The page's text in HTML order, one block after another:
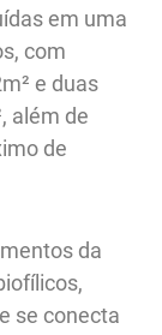
em uma
com
e duas
além de
de
da
se conecta